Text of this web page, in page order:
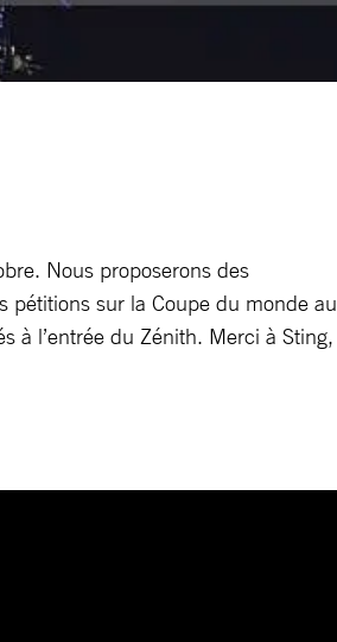
Nous proposerons des
pétitions sur la Coupe du monde au
à l’entrée du Zénith. Merci à Sting,